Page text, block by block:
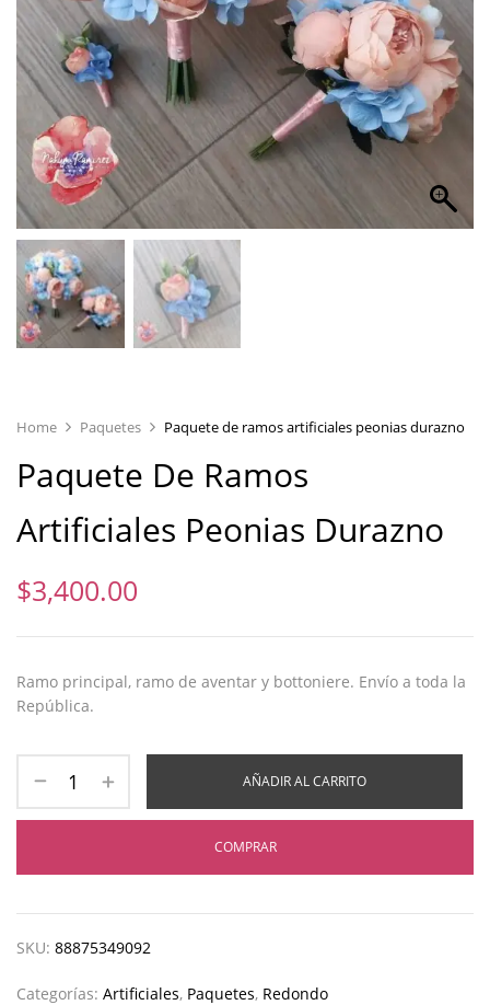
Home Paquetes Paquete de ramos artificiales peonias durazno
Paquete De Ramos
Artificiales Peonias Durazno
$3,400.00
Ramo principal, ramo de aventar y bottoniere. Envío a toda la
República.
AÑADIR AL CARRITO
COMPRAR
SKU: 88875349092
Categorías: Artificiales, Paquetes, Redondo